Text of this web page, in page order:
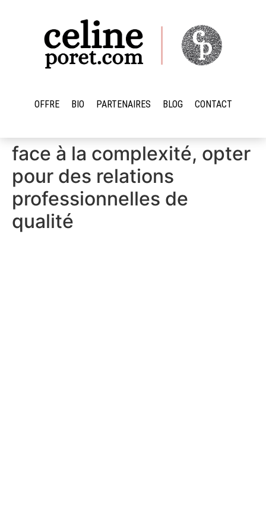
OFFRE BIO PARTENAIRES BLOG CONTACT
face à la complexité, opter
pour des relations
professionnelles de
qualité